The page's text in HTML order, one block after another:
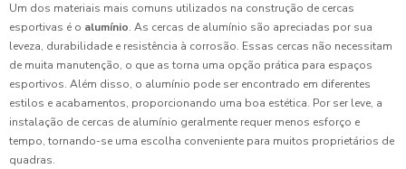
Um dos materiais mais comuns utilizados na construção de cercas
esportivas é o alumínio. As cercas de alumínio são apreciadas por sua
leveza, durabilidade e resistência à corrosão. Essas cercas não necessitam
de muita manutenção, o que as torna uma opção prática para espaços
esportivos. Além disso, o alumínio pode ser encontrado em diferentes
estilos e acabamentos, proporcionando uma boa estética. Por ser leve, a
instalação de cercas de alumínio geralmente requer menos esforço e
tempo, tornando-se uma escolha conveniente para muitos proprietários de
quadras.